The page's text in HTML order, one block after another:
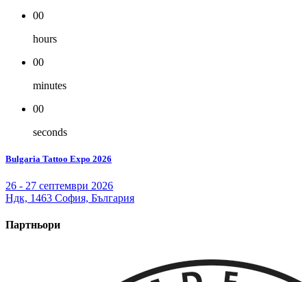
00
hours
00
minutes
00
seconds
Bulgaria Tattoo Expo 2026
26 - 27 септември 2026
Ндк, 1463 София, България
Партньори